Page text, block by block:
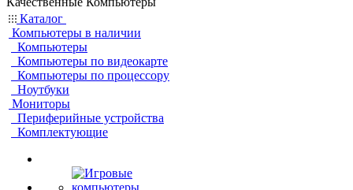
Каталог
Компьютеры в наличии
Компьютеры
Компьютеры по видеокарте
Компьютеры по процессору
Ноутбуки
Мониторы
Периферийные устройства
Комплектующие